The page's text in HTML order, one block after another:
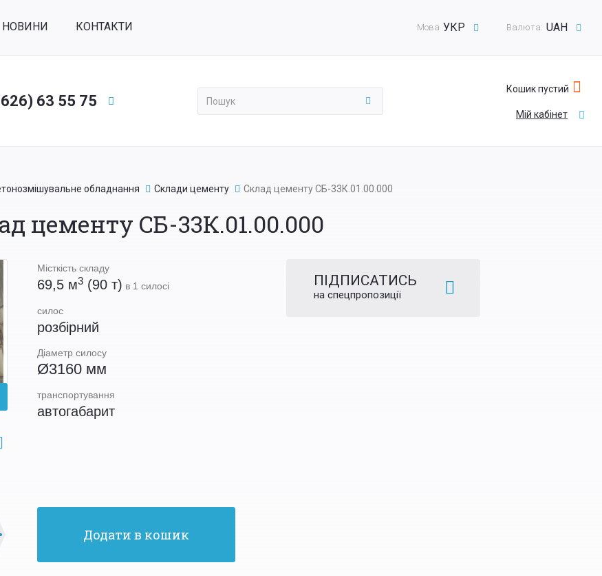
Валюта: UAH
Мова УКР
НОВИНИ КОНТАКТИ
63 55 75
Кошик пустий
Мій кабінет
обладнання Склади цементу Склад цементу СБ-33К.01.00.000
цементу СБ-33К.01.00.000
Місткість складу
69,5 м3 (90 т) в 1 силосі
силос
розбірний
Діаметр силосу
Ø3160 мм
транспортування
автогабарит
Додати в кошик
ПІДПИСАТИСЬ
на спецпропозиції